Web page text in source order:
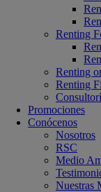
Renting
Renting
Renting
Promociones
Conócenos
Nosotros
RSC
Medio
Nuestras